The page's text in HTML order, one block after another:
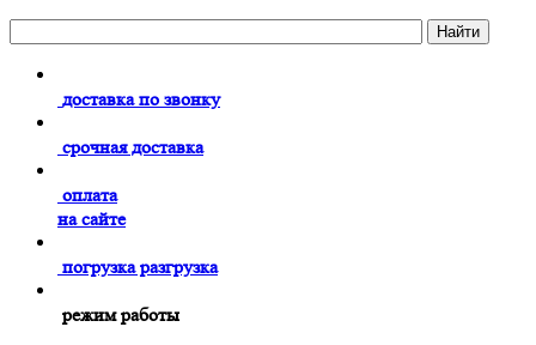
доставка по звонку
срочная доставка
оплата
на сайте
погрузка разгрузка
режим работы